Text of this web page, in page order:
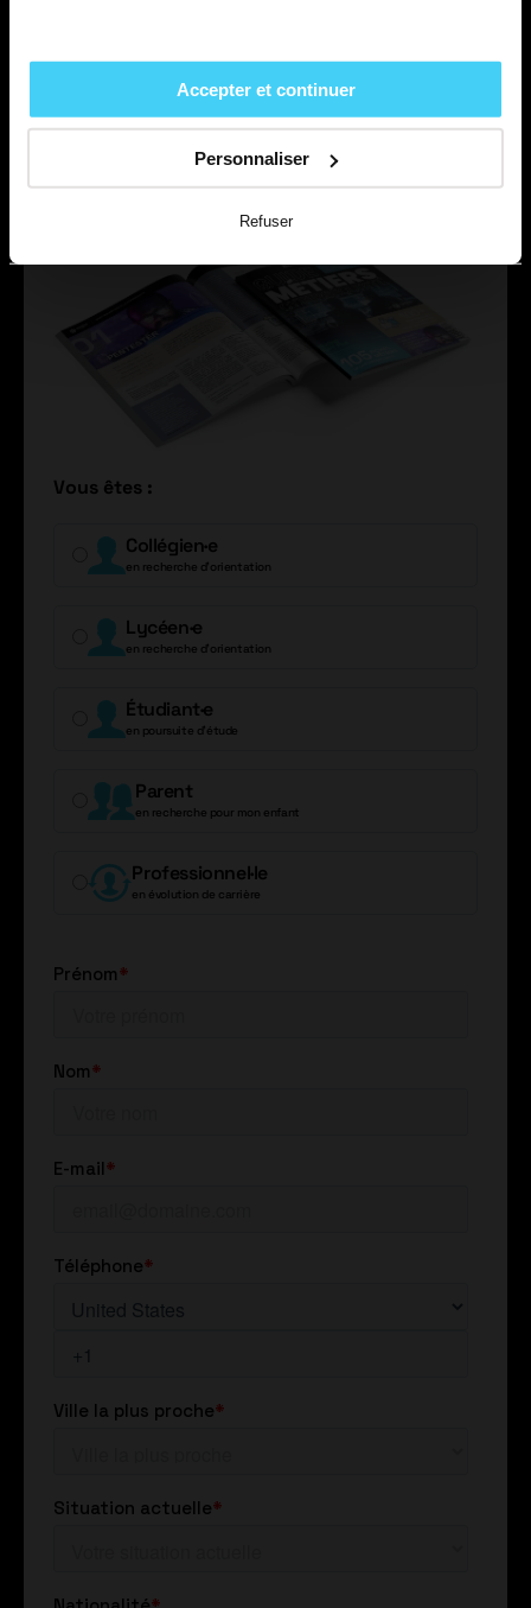
Accepter et continuer
Personnaliser
Refuser
Découvrez les 116 autres
métiers de la Cybersécurité
avec notre Guide des métiers
de la Cybersécurité
Vous êtes :
Collégien·e
en recherche d’orientation
Lycéen·e
en recherche d’orientation
Étudiant·e
en poursuite d’étude
Parent
en recherche pour mon enfant
Professionnel·le
en évolution de carrière